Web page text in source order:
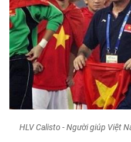
HLV Calisto - Người giúp Việt